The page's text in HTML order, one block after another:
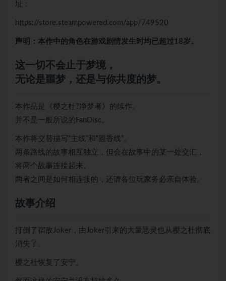
址：
https://store.steampowered.com/app/749520
声明：本作中的角色在游戏剧情发生时均已超过18岁。
这一切不会止于梦境，
无论是噩梦，还是与你共度的梦。
本作品是《樱之杜?净梦者》的续作。
并不是一般所说的FanDisc。
本作将交替描写“主线”和“圆香线”。
两条路线的故事相互独立，但会在故事中的某一处交汇，
将两个故事连接起来。
两者之间是如何相连接的，还请各位玩家务必亲自体验。
故事介绍
打倒了宿敌Joker，由Joker引来的大量恶灵也从樱之杜彻底
消失了。
樱之杜恢复了安宁。